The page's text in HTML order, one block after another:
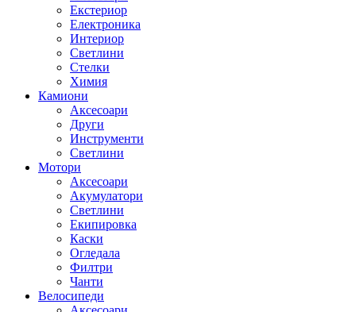
Екстериор
Електроника
Интериор
Светлини
Стелки
Химия
Камиони
Аксесоари
Други
Инструменти
Светлини
Мотори
Аксесоари
Акумулатори
Светлини
Екипировка
Каски
Огледала
Филтри
Чанти
Велосипеди